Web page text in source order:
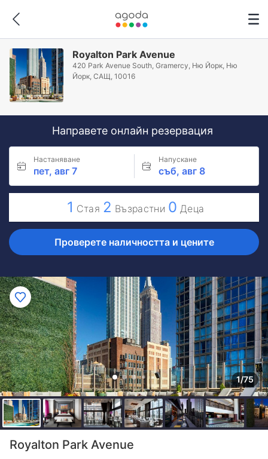
Royalton Park Avenue
420 Park Avenue South, Gramercy, Ню Йорк, Ню
Йорк, САЩ, 10016
Направете онлайн резервация
Настаняване
пет, авг 7
Напускане
съб, авг 8
1 Стая 2 Възрастни 0 Деца
Проверете наличността и цените
1/75
Royalton Park Avenue